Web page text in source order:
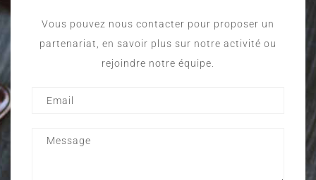
Vous pouvez nous contacter pour proposer un
partenariat, en savoir plus sur notre activité ou
rejoindre notre équipe.